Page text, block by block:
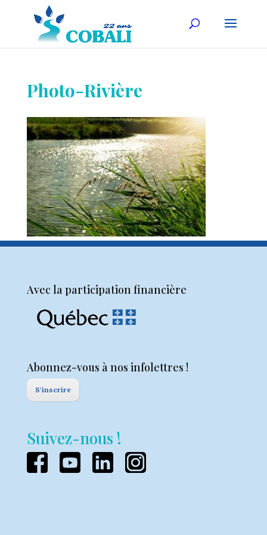
Photo-Rivière
Avec la participation financière
Abonnez-vous à nos infolettres !
S'inscrire
Suivez-nous !